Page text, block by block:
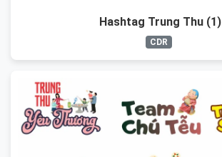
Hashtag Trung Thu (1)
CDR